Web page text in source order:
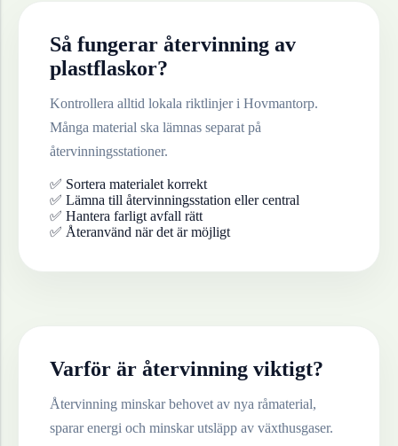
Så fungerar återvinning av
plastflaskor?
Kontrollera alltid lokala riktlinjer i Hovmantorp.
Många material ska lämnas separat på
återvinningsstationer.
✅ Sortera materialet korrekt
✅ Lämna till återvinningsstation eller central
✅ Hantera farligt avfall rätt
✅ Återanvänd när det är möjligt
Varför är återvinning viktigt?
Återvinning minskar behovet av nya råmaterial,
sparar energi och minskar utsläpp av växthusgaser.